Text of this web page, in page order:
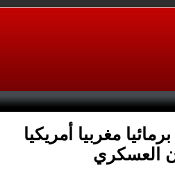
مغربيا أمريكيا
العسكري